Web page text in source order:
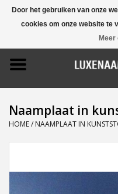
Home
Promoties
Naamborden
Naamplaat in
HOME/ NAAMPLAAT IN
Door het gebruiken van onze
cookies om onze website te